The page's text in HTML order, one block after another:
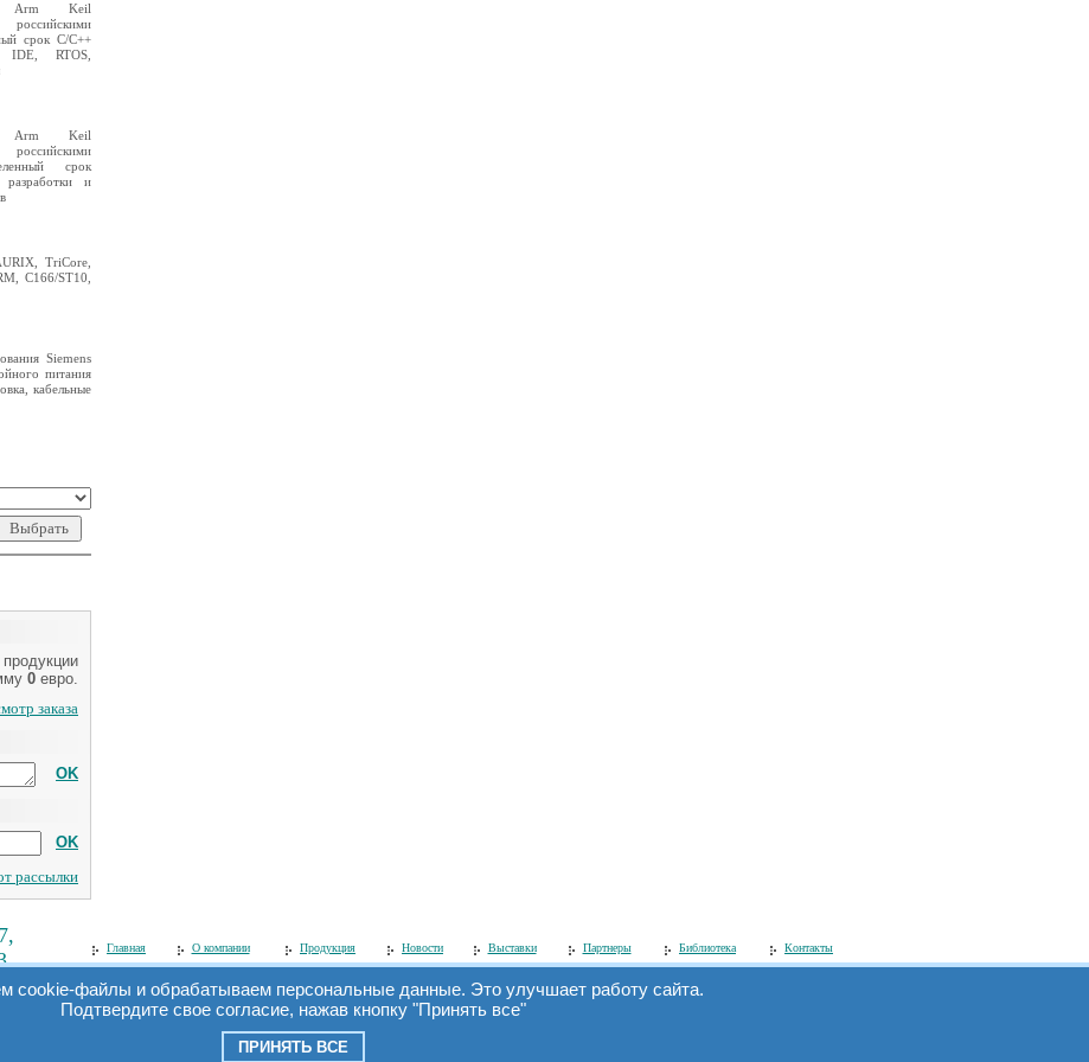
cookie-файлы и обрабатываем персональные данные. Это улучшает работу сайта.
Подтвердите свое согласие, нажав кнопку "Принять все"
ПРИНЯТЬ ВСЕ
Arm Keil
срок C/C++
IDE, RTOS,
Arm Keil
срок
разработки и
TriCore,
C166/ST10,
Siemens
питания
кабельные
0 евро.
заказа
OK
OK
рассылки
Главная О компании Продукция Новости Выставки Партнеры Библиотека Контакты
© 2006 ООО «Симэкс».
Все права защищены. При перепечатке материалов ссылка на сайт обязательна.